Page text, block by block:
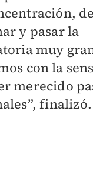
y pasar la
muy
con la
merecido
finalizó.